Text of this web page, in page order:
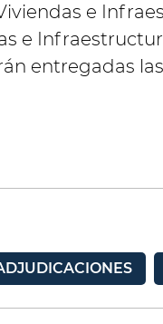
e
e
entregadas